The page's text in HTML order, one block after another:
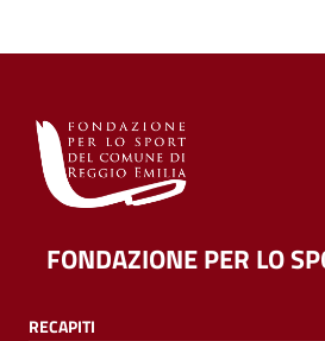
FONDAZIONE PER LO
RECAPITI